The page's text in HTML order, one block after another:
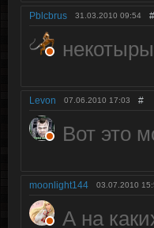
Pblcbrus 31.03.2010 09:54 #
Levon 07.06.2010 17:03 #
Вот это
moonlight144 03.07.2010
А на